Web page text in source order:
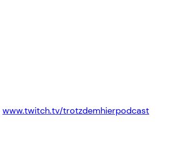
www.twitch.tv/trotzdemhierpodcast